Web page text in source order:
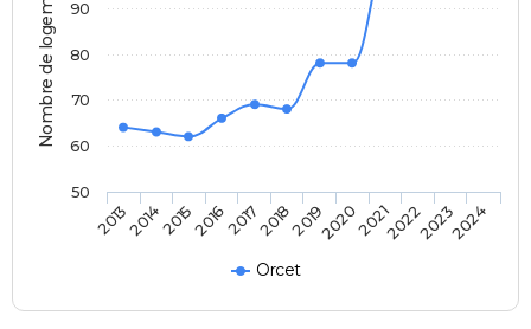
Nombre de logements
Orcet
201320142015201620172018201920202021202220232024
50
60
70
80
90